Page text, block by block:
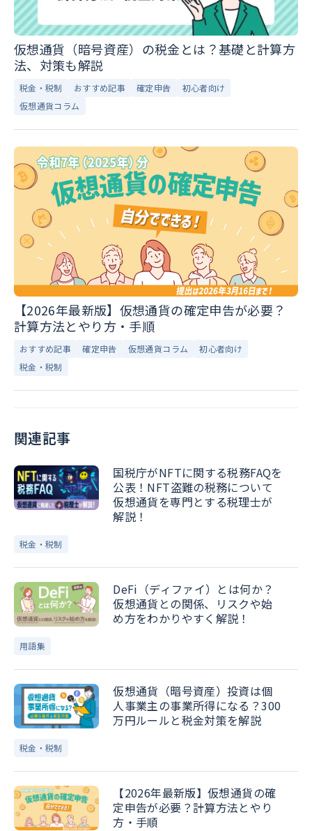
仮想通貨（暗号資産）の税金とは？基礎と計算方
法、対策も解説
税金・税制 おすすめ記事 確定申告
初心者向け
仮想通貨コラム
【2026年最新版】仮想通貨の確定申告が必要？
計算方法とやり方・手順
おすすめ記事 確定申告 仮想通貨コラム
初心者向け
税金・税制
関連記事
国税庁がNFTに関する税務FAQを
公表！NFT盗難の税務について
仮想通貨を専門とする税理士が
解説！
税金・税制
DeFi（ディファイ）とは何か？
仮想通貨との関係、リスクや始
め方をわかりやすく解説！
用語集
仮想通貨（暗号資産）投資は個
人事業主の事業所得になる？300
万円ルールと税金対策を解説
税金・税制
【2026年最新版】仮想通貨の確
定申告が必要？計算方法とやり
方・手順